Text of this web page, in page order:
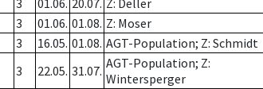
3 01.06. 20.07. Z: Deller
3 01.06. 01.08. Z: Moser
3 16.05. 01.08. AGT-Population; Z: Schmidt
3 22.05. 31.07. AGT-Population; Z:
Wintersperger